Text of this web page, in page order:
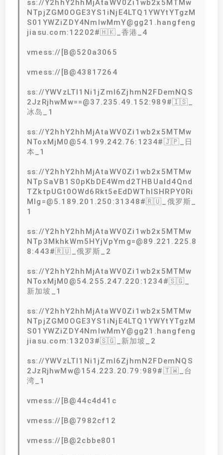
ss://Y2hhY2hhMjAtaWV0Zi1wb2x5MTMw
NTpjZGM0OGE3YS1iNjE4LTQ1YWYtYTgzM
S01YWZiZDY4NmIwMmY@gg21.hangfeng
jiasu.com:12202#🇭🇰_香港_4
vmess://[B@520a3065
vmess://[B@43817264
ss://YWVzLTI1Ni1jZmI6ZjhmN2FDemNQS
2JzRjhwMw==@37.235.49.152:989#🇮🇸_
冰岛_1
ss://Y2hhY2hhMjAtaWV0Zi1wb2x5MTMw
NToxMjM0@54.199.242.76:1234#🇯🇵_日
本_1
ss://Y2hhY2hhMjAtaWV0Zi1wb2x5MTMw
NTpSaVB1S0pKbDE4Wmd2THBUald4Qnd
TZktpUGt0OWd6Rkt5eEdDWThlSHRPY0Ri
Mlg=@5.189.201.250:31348#🇷🇺_俄罗斯_
1
ss://Y2hhY2hhMjAtaWV0Zi1wb2x5MTMw
NTp3MkhkWm5HYjVpYmg=@89.221.225.8
8:443#🇷🇺_俄罗斯_2
ss://Y2hhY2hhMjAtaWV0Zi1wb2x5MTMw
NToxMjM0@54.255.247.220:1234#🇸🇬_
新加坡_1
ss://Y2hhY2hhMjAtaWV0Zi1wb2x5MTMw
NTpjZGM0OGE3YS1iNjE4LTQ1YWYtYTgzM
S01YWZiZDY4NmIwMmY@gg21.hangfeng
jiasu.com:13203#🇸🇬_新加坡_2
ss://YWVzLTI1Ni1jZmI6ZjhmN2FDemNQS
2JzRjhwMw@154.223.20.79:989#🇹🇼_台
湾_1
vmess://[B@44c4d41c
vmess://[B@7982cf12
vmess://[B@2cbbe801